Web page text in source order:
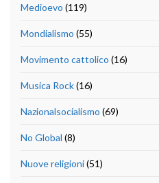
Medioevo (119)
Mondialismo (55)
Movimento cattolico (16)
Musica Rock(16)
Nazionalsocialismo (69)
No Global (8)
Nuove religioni(51)